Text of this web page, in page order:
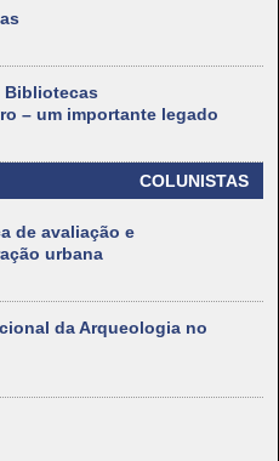
Bibliotecas
– um importante legado
COLUNISTAS
de avaliação e
urbana
da Arqueologia no